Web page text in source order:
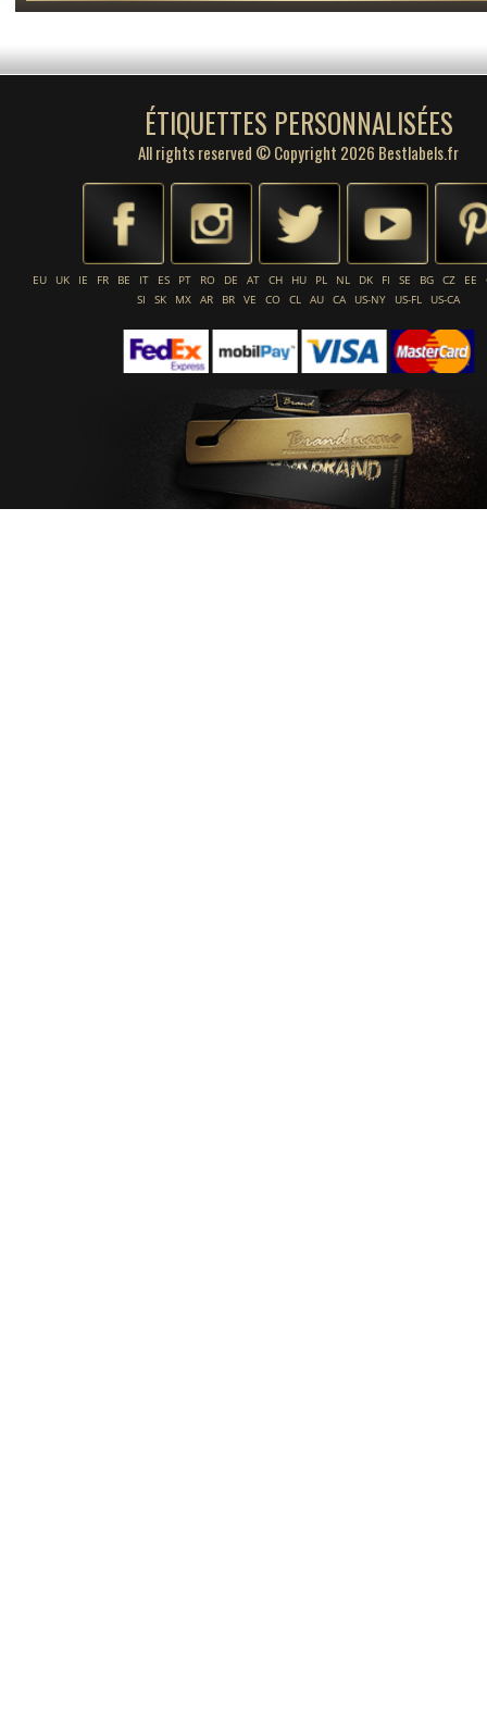
ÉTIQUETTES PERSONNALISÉES
All rights reserved © Copyright 2026 Bestlabels.fr
EU UK IE FR BE IT ES PT RO DE AT CH HU PL NL DK FI SE BG CZ EE
SI
SK MX AR BR VE CO CL AU CA US-NY US-FL US-CA